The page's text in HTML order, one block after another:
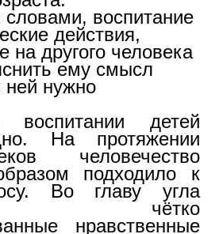
воспитание
действия,
на другого человека
ему смысл
ней нужно
воспитании детей
На протяжении
человечество
подходило к
Во главу угла
чётко
нравственные